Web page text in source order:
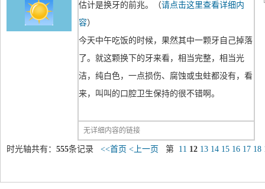
估计是换牙的前兆。（请点击这里查看详细内
容）
今天中午吃饭的时候，果然其中一颗牙自己掉落
了。就这颗换下的牙来看，相当完整，相当光
洁，纯白色，一点损伤、腐蚀或虫蛀都没有，看
来，叫叫的口腔卫生保持的很不错啊。
无详细内容的链接
时光轴共有： 555条记录 <<首页 <上一页 第 11 12 13 14 15 16 17 18